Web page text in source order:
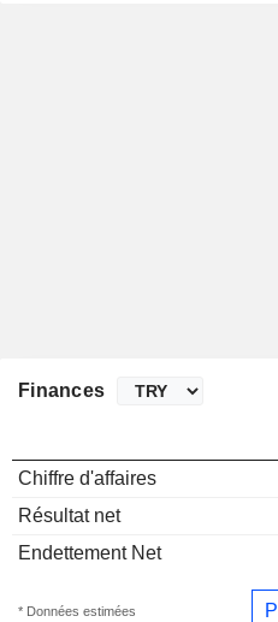
Finances
Chiffre d'affaires
Résultat net
Endettement Net
* Données estimées